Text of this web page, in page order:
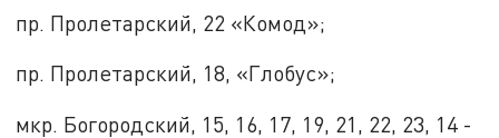
пр. Пролетарский, 22 «Комод»;
пр. Пролетарский, 18, «Глобус»;
мкр. Богородский, 15, 16, 17, 19, 21, 22, 23, 14 -